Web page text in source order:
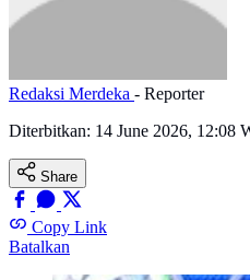
Redaksi Merdeka - Reporter
Diterbitkan: 14 June 2026, 12:08
Share
Copy Link
Batalkan